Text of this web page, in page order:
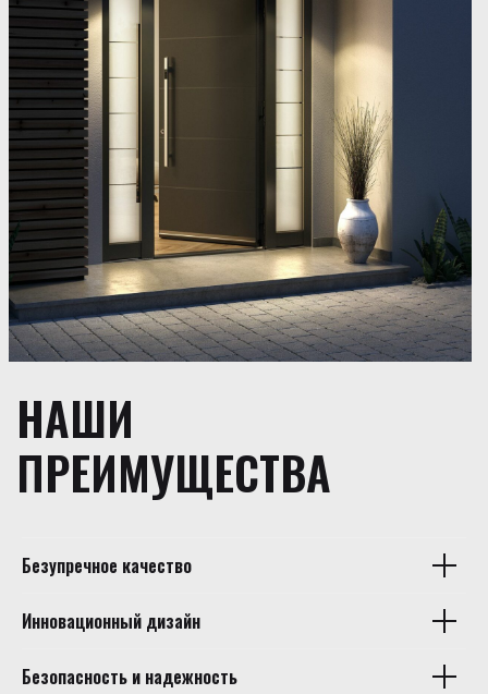
НАШИ
ПРЕИМУЩЕСТВА
Безупречное качество
Инновационный дизайн
Безопасность и надежность